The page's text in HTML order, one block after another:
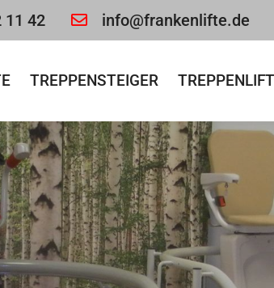
11 42 info@frankenlifte.de
TREPPENSTEIGER